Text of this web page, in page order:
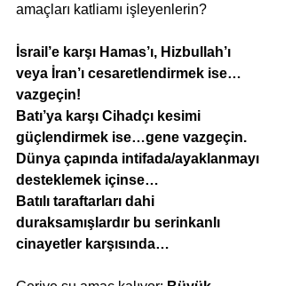
amaçları katliamı işleyenlerin?
İsrail’e karşı Hamas’ı, Hizbullah’ı
veya İran’ı cesaretlendirmek ise…
vazgeçin!
Batı’ya karşı Cihadçı kesimi
güçlendirmek ise…gene vazgeçin.
Dünya çapında intifada/ayaklanmayı
desteklemek içinse…
Batılı taraftarları dahi
duraksamışlardır bu serinkanlı
cinayetler karşısında…